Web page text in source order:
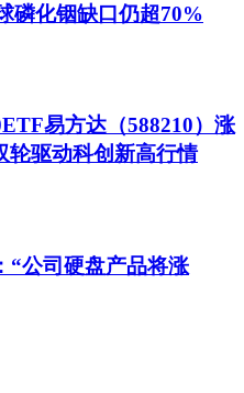
磷化铟缺口仍超70%
易方达（588210）涨
轮驱动科创新高行情
“公司硬盘产品将涨